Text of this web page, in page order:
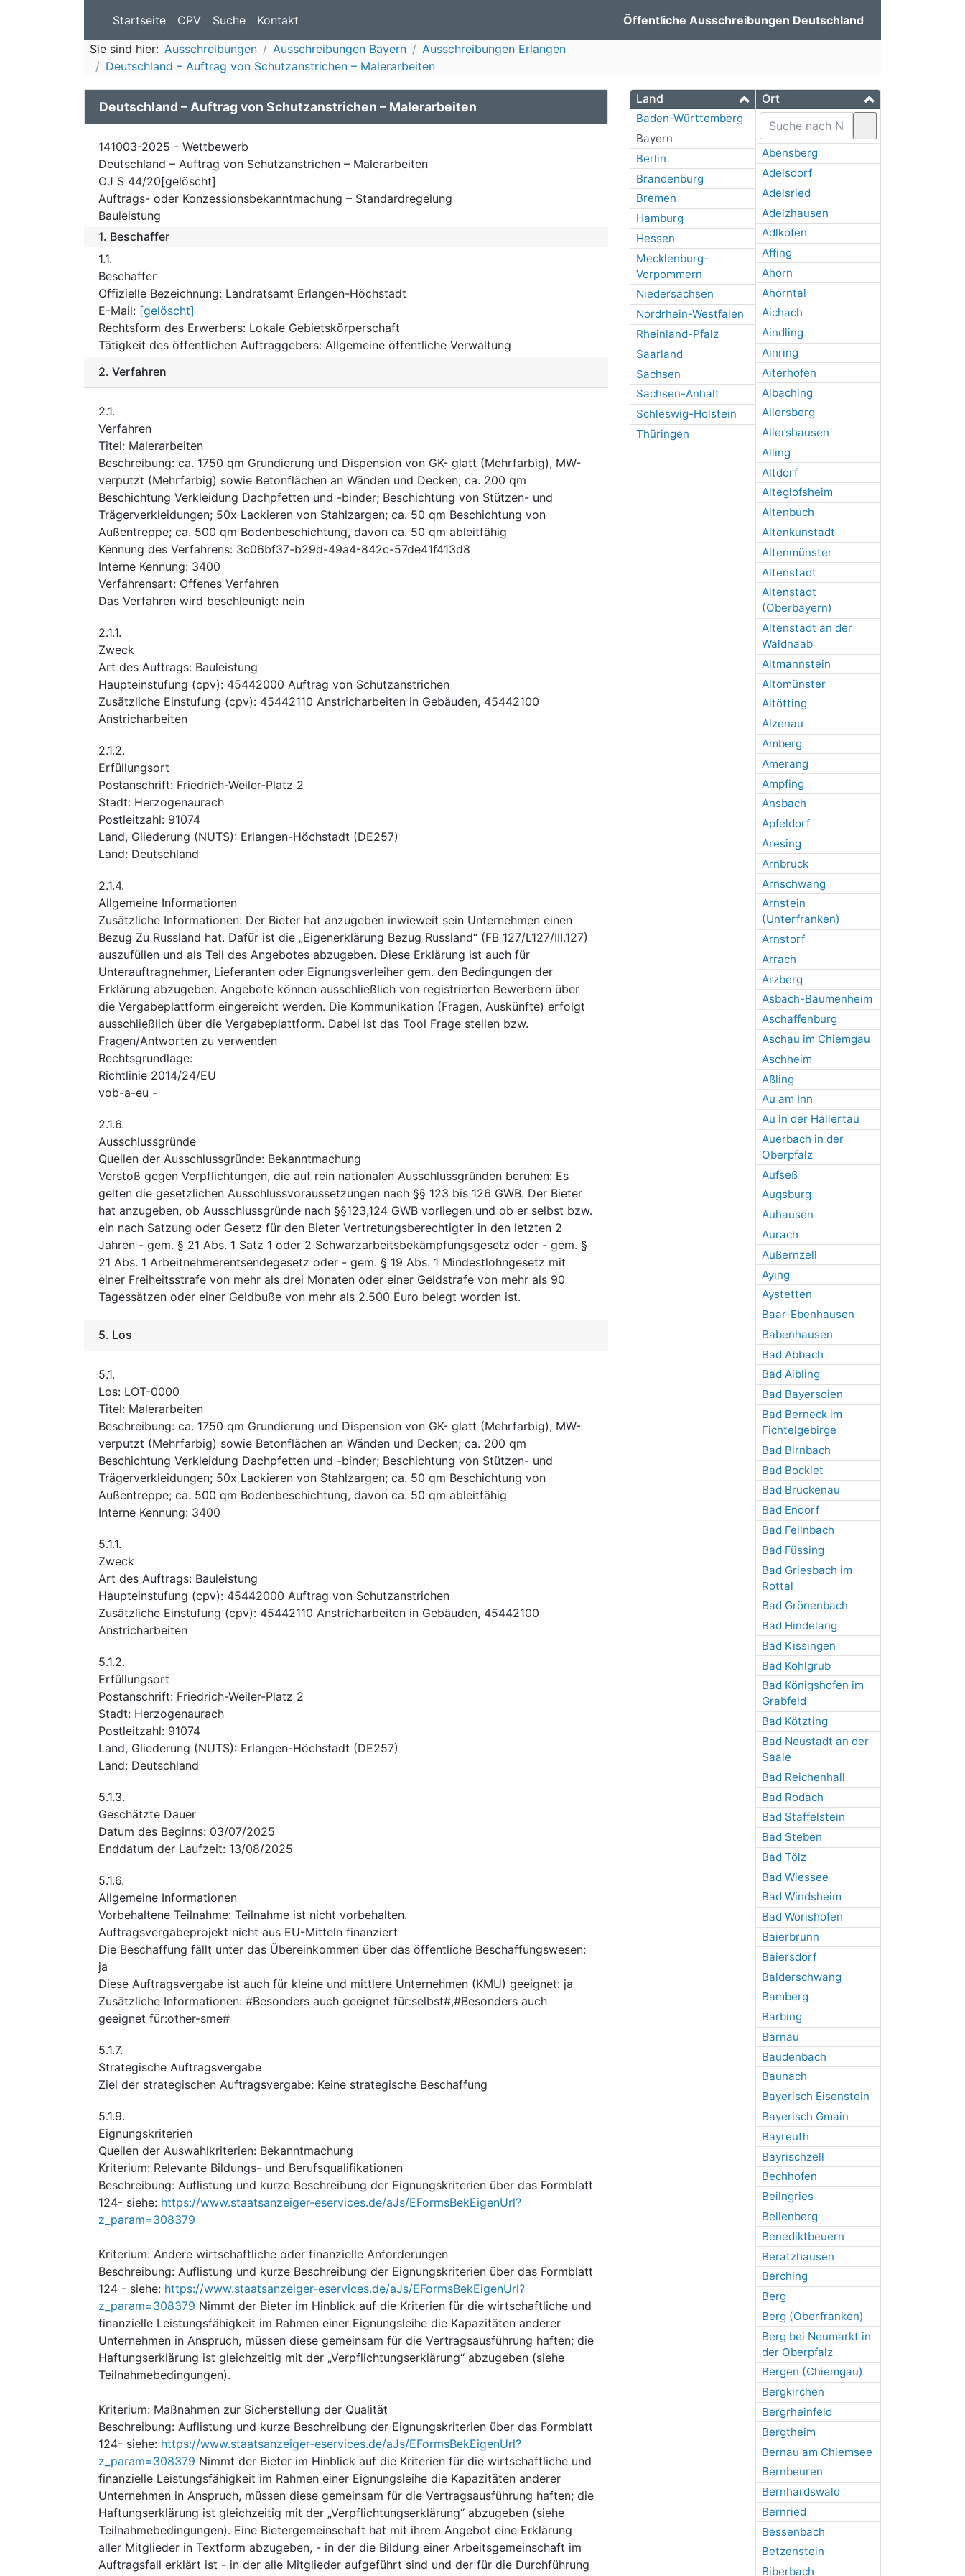
Startseite CPV Suche Kontakt Öffentliche Ausschreibungen Deutschland
Sie sind hier: Ausschreibungen Ausschreibungen Bayern
Ausschreibungen Erlangen
Deutschland – Auftrag von Schutzanstrichen – Malerarbeiten
Land
Baden-Württemberg
Bayern
Berlin
Brandenburg
Bremen
Hamburg
Hessen
Mecklenburg-
Vorpommern
Niedersachsen
Nordrhein-Westfalen
Rheinland-Pfalz
Saarland
Sachsen
Sachsen-Anhalt
Schleswig-Holstein
Thüringen
Ort
Abensberg
Adelsdorf
Adelsried
Adelzhausen
Adlkofen
Affing
Ahorn
Ahorntal
Aichach
Aindling
Ainring
Aiterhofen
Albaching
Allersberg
Allershausen
Alling
Altdorf
Alteglofsheim
Altenbuch
Altenkunstadt
Altenmünster
Altenstadt
Altenstadt
(Oberbayern)
Altenstadt an der
Waldnaab
Altmannstein
Altomünster
Altötting
Alzenau
Amberg
Amerang
Ampfing
Ansbach
Apfeldorf
Aresing
Arnbruck
Arnschwang
Arnstein
(Unterfranken)
Arnstorf
Arrach
Arzberg
Asbach-Bäumenheim
Aschaffenburg
Aschau im Chiemgau
Aschheim
Aßling
Au am Inn
Au in der Hallertau
Auerbach in der
Oberpfalz
Aufseß
Augsburg
Auhausen
Aurach
Außernzell
Aying
Aystetten
Baar-Ebenhausen
Babenhausen
Bad Abbach
Bad Aibling
Bad Bayersoien
Bad Berneck im
Fichtelgebirge
Bad Birnbach
Bad Bocklet
Bad Brückenau
Bad Endorf
Bad Feilnbach
Bad Füssing
Bad Griesbach im
Rottal
Bad Grönenbach
Bad Hindelang
Bad Kissingen
Bad Kohlgrub
Bad Königshofen im
Grabfeld
Bad Kötzting
Bad Neustadt an der
Saale
Bad Reichenhall
Bad Rodach
Bad Staffelstein
Bad Steben
Bad Tölz
Bad Wiessee
Bad Windsheim
Bad Wörishofen
Baierbrunn
Baiersdorf
Balderschwang
Bamberg
Barbing
Bärnau
Baudenbach
Baunach
Bayerisch Eisenstein
Bayerisch Gmain
Bayreuth
Bayrischzell
Bechhofen
Beilngries
Bellenberg
Benediktbeuern
Beratzhausen
Berching
Berg
Berg (Oberfranken)
Berg bei Neumarkt in
der Oberpfalz
Bergen (Chiemgau)
Bergkirchen
Bergrheinfeld
Bergtheim
Bernau am Chiemsee
Bernbeuren
Bernhardswald
Bernried
Bessenbach
Betzenstein
Biberbach
Deutschland – Auftrag von Schutzanstrichen – Malerarbeiten
141003-2025 - Wettbewerb
Deutschland – Auftrag von Schutzanstrichen – Malerarbeiten
OJ S 44/20[gelöscht]
Auftrags- oder Konzessionsbekanntmachung – Standardregelung
Bauleistung
1. Beschaffer
1.1.
Beschaffer
Offizielle Bezeichnung: Landratsamt Erlangen-Höchstadt
E-Mail: [gelöscht]
Rechtsform des Erwerbers: Lokale Gebietskörperschaft
Tätigkeit des öffentlichen Auftraggebers: Allgemeine öffentliche Verwaltung
2. Verfahren
2.1.
Verfahren
Titel: Malerarbeiten
Beschreibung: ca. 1750 qm Grundierung und Dispension von GK- glatt (Mehrfarbig), MW-
verputzt (Mehrfarbig) sowie Betonflächen an Wänden und Decken; ca. 200 qm
Beschichtung Verkleidung Dachpfetten und -binder; Beschichtung von Stützen- und
Trägerverkleidungen; 50x Lackieren von Stahlzargen; ca. 50 qm Beschichtung von
Außentreppe; ca. 500 qm Bodenbeschichtung, davon ca. 50 qm ableitfähig
Kennung des Verfahrens: 3c06bf37-b29d-49a4-842c-57de41f413d8
Interne Kennung: 3400
Verfahrensart: Offenes Verfahren
Das Verfahren wird beschleunigt: nein
2.1.1.
Zweck
Art des Auftrags: Bauleistung
Haupteinstufung (cpv): 45442000 Auftrag von Schutzanstrichen
Zusätzliche Einstufung (cpv): 45442110 Anstricharbeiten in Gebäuden, 45442100
Anstricharbeiten
2.1.2.
Erfüllungsort
Postanschrift: Friedrich-Weiler-Platz 2
Stadt: Herzogenaurach
Postleitzahl: 91074
Land, Gliederung (NUTS): Erlangen-Höchstadt (DE257)
Land: Deutschland
2.1.4.
Allgemeine Informationen
Zusätzliche Informationen: Der Bieter hat anzugeben inwieweit sein Unternehmen einen
Bezug Zu Russland hat. Dafür ist die „Eigenerklärung Bezug Russland“ (FB 127/L127/III.127)
auszufüllen und als Teil des Angebotes abzugeben. Diese Erklärung ist auch für
Unterauftragnehmer, Lieferanten oder Eignungsverleiher gem. den Bedingungen der
Erklärung abzugeben. Angebote können ausschließlich von registrierten Bewerbern über
die Vergabeplattform eingereicht werden. Die Kommunikation (Fragen, Auskünfte) erfolgt
ausschließlich über die Vergabeplattform. Dabei ist das Tool Frage stellen bzw.
Fragen/Antworten zu verwenden
Rechtsgrundlage:
Richtlinie 2014/24/EU
vob-a-eu -
2.1.6.
Ausschlussgründe
Quellen der Ausschlussgründe: Bekanntmachung
Verstoß gegen Verpflichtungen, die auf rein nationalen Ausschlussgründen beruhen: Es
gelten die gesetzlichen Ausschlussvoraussetzungen nach §§ 123 bis 126 GWB. Der Bieter
hat anzugeben, ob Ausschlussgründe nach §§123,124 GWB vorliegen und ob er selbst bzw.
ein nach Satzung oder Gesetz für den Bieter Vertretungsberechtigter in den letzten 2
Jahren - gem. § 21 Abs. 1 Satz 1 oder 2 Schwarzarbeitsbekämpfungsgesetz oder - gem. §
21 Abs. 1 Arbeitnehmerentsendegesetz oder - gem. § 19 Abs. 1 Mindestlohngesetz mit
einer Freiheitsstrafe von mehr als drei Monaten oder einer Geldstrafe von mehr als 90
Tagessätzen oder einer Geldbuße von mehr als 2.500 Euro belegt worden ist.
5. Los
5.1.
Los: LOT-0000
Titel: Malerarbeiten
Beschreibung: ca. 1750 qm Grundierung und Dispension von GK- glatt (Mehrfarbig), MW-
verputzt (Mehrfarbig) sowie Betonflächen an Wänden und Decken; ca. 200 qm
Beschichtung Verkleidung Dachpfetten und -binder; Beschichtung von Stützen- und
Trägerverkleidungen; 50x Lackieren von Stahlzargen; ca. 50 qm Beschichtung von
Außentreppe; ca. 500 qm Bodenbeschichtung, davon ca. 50 qm ableitfähig
Interne Kennung: 3400
5.1.1.
Zweck
Art des Auftrags: Bauleistung
Haupteinstufung (cpv): 45442000 Auftrag von Schutzanstrichen
Zusätzliche Einstufung (cpv): 45442110 Anstricharbeiten in Gebäuden, 45442100
Anstricharbeiten
5.1.2.
Erfüllungsort
Postanschrift: Friedrich-Weiler-Platz 2
Stadt: Herzogenaurach
Postleitzahl: 91074
Land, Gliederung (NUTS): Erlangen-Höchstadt (DE257)
Land: Deutschland
5.1.3.
Geschätzte Dauer
Datum des Beginns: 03/07/2025
Enddatum der Laufzeit: 13/08/2025
5.1.6.
Allgemeine Informationen
Vorbehaltene Teilnahme: Teilnahme ist nicht vorbehalten.
Auftragsvergabeprojekt nicht aus EU-Mitteln finanziert
Die Beschaffung fällt unter das Übereinkommen über das öffentliche Beschaffungswesen:
ja
Diese Auftragsvergabe ist auch für kleine und mittlere Unternehmen (KMU) geeignet: ja
Zusätzliche Informationen: #Besonders auch geeignet für:selbst#,#Besonders auch
geeignet für:other-sme#
5.1.7.
Strategische Auftragsvergabe
Ziel der strategischen Auftragsvergabe: Keine strategische Beschaffung
5.1.9.
Eignungskriterien
Quellen der Auswahlkriterien: Bekanntmachung
Kriterium: Relevante Bildungs- und Berufsqualifikationen
Beschreibung: Auflistung und kurze Beschreibung der Eignungskriterien über das Formblatt
124- siehe: https://www.staatsanzeiger-eservices.de/aJs/EFormsBekEigenUrl?
z_param=308379
Kriterium: Andere wirtschaftliche oder finanzielle Anforderungen
Beschreibung: Auflistung und kurze Beschreibung der Eignungskriterien über das Formblatt
124 - siehe: https://www.staatsanzeiger-eservices.de/aJs/EFormsBekEigenUrl?
z_param=308379 Nimmt der Bieter im Hinblick auf die Kriterien für die wirtschaftliche und
finanzielle Leistungsfähigkeit im Rahmen einer Eignungsleihe die Kapazitäten anderer
Unternehmen in Anspruch, müssen diese gemeinsam für die Vertragsausführung haften; die
Haftungserklärung ist gleichzeitig mit der „Verpflichtungserklärung“ abzugeben (siehe
Teilnahmebedingungen).
Kriterium: Maßnahmen zur Sicherstellung der Qualität
Beschreibung: Auflistung und kurze Beschreibung der Eignungskriterien über das Formblatt
124- siehe: https://www.staatsanzeiger-eservices.de/aJs/EFormsBekEigenUrl?
z_param=308379 Nimmt der Bieter im Hinblick auf die Kriterien für die wirtschaftliche und
finanzielle Leistungsfähigkeit im Rahmen einer Eignungsleihe die Kapazitäten anderer
Unternehmen in Anspruch, müssen diese gemeinsam für die Vertragsausführung haften; die
Haftungserklärung ist gleichzeitig mit der „Verpflichtungserklärung“ abzugeben (siehe
Teilnahmebedingungen). Eine Bietergemeinschaft hat mit ihrem Angebot eine Erklärung
aller Mitglieder in Textform abzugeben, - in der die Bildung einer Arbeitsgemeinschaft im
Auftragsfall erklärt ist - in der alle Mitglieder aufgeführt sind und der für die Durchführung